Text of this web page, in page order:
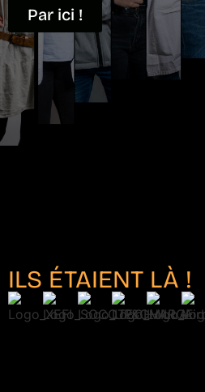
Par ici !
ILS ÉTAIENT LÀ !